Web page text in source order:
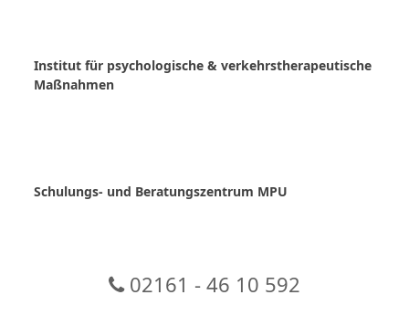
Institut für psychologische & verkehrstherapeutische
Maßnahmen
Schulungs- und Beratungszentrum MPU
02161 - 46 10 592